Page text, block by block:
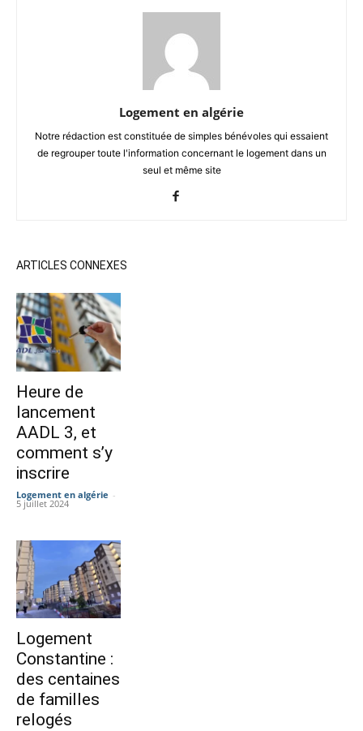
Logement en algérie
Notre rédaction est constituée de simples bénévoles qui essaient
de regrouper toute l'information concernant le logement dans un
seul et même site
ARTICLES CONNEXES
Heure de
lancement
AADL 3, et
comment s’y
inscrire
Logement en algérie -
5 juillet 2024
Logement
Constantine :
des centaines
de familles
relogés